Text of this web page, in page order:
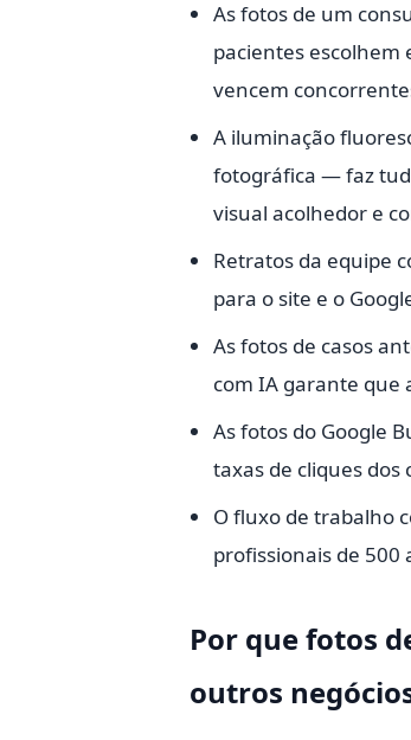
As fotos de um
pacientes
vencem
A iluminação
fotográfica — faz
visual acolhedor e
Retratos da equipe
para o site e o
As fotos de casos
com IA garante que
As fotos do Google
taxas de cliques
O fluxo de trabalho
profissionais de
Por que fotos
outros